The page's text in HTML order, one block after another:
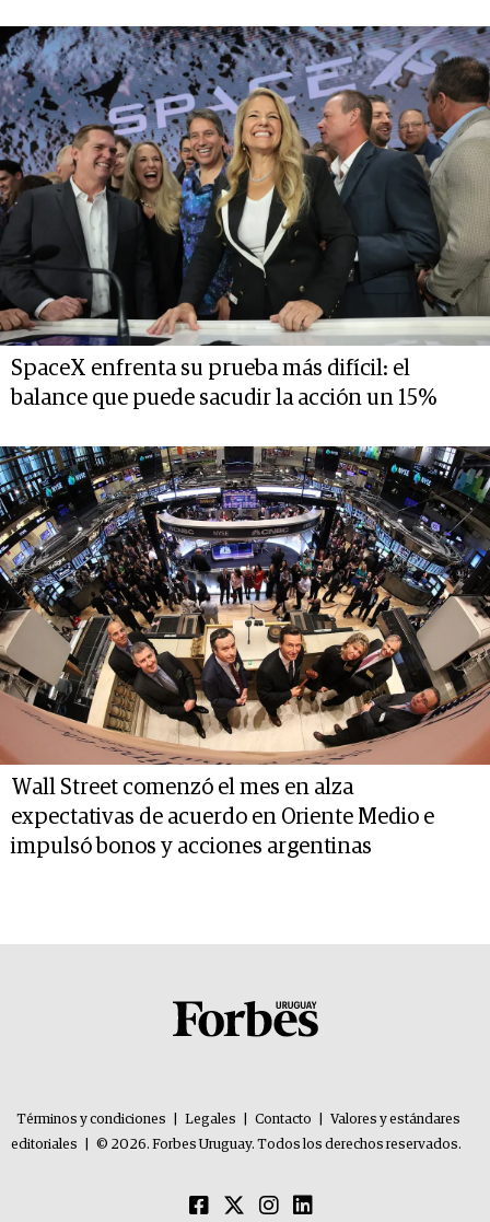
SpaceX enfrenta su prueba más difícil: el
balance que puede sacudir la acción un 15%
Wall Street comenzó el mes en alza
expectativas de acuerdo en Oriente Medio e
impulsó bonos y acciones argentinas
Términos y condiciones Legales Contacto
Valores y estándares
editoriales
© 2026. Forbes Uruguay. Todos los derechos reservados.